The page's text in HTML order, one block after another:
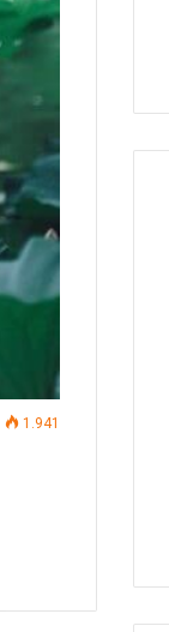
1.941